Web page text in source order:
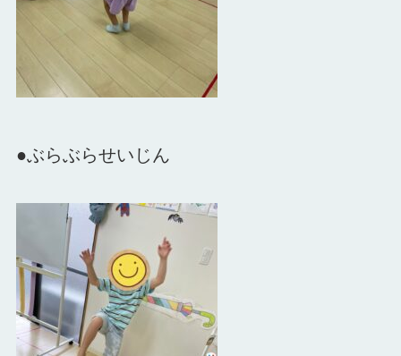
●ぶらぶらせいじん